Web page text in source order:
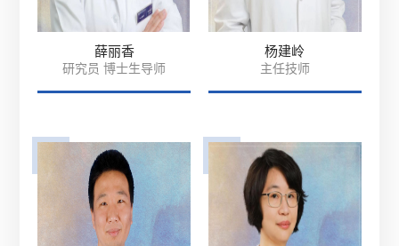
薛丽香
研究员 博士生导师
杨建岭
主任技师